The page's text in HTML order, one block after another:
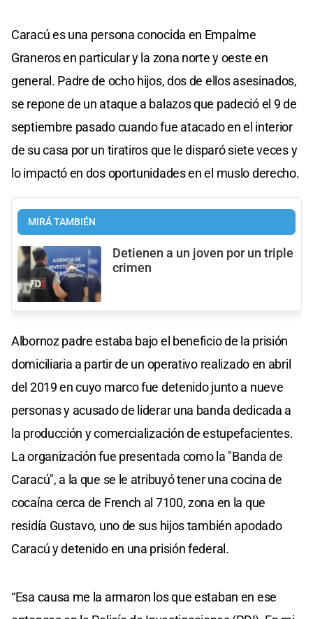
Caracú es una persona conocida en Empalme
Graneros en particular y la zona norte y oeste en
general. Padre de ocho hijos, dos de ellos asesinados,
se repone de un ataque a balazos que padeció el 9 de
septiembre pasado cuando fue atacado en el interior
de su casa por un tiratiros que le disparó siete veces y
lo impactó en dos oportunidades en el muslo derecho.
MIRÁ TAMBIÉN
Detienen a un joven por un triple
crimen
Albornoz padre estaba bajo el beneficio de la prisión
domiciliaria a partir de un operativo realizado en abril
del 2019 en cuyo marco fue detenido junto a nueve
personas y acusado de liderar una banda dedicada a
la producción y comercialización de estupefacientes.
La organización fue presentada como la "Banda de
Caracú", a la que se le atribuyó tener una cocina de
cocaína cerca de French al 7100, zona en la que
residía Gustavo, uno de sus hijos también apodado
Caracú y detenido en una prisión federal.
“Esa causa me la armaron los que estaban en ese